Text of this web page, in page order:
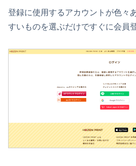
登録に使用するアカウントが色々
すいものを選ぶだけですぐに会員